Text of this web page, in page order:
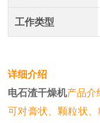
工作类型
详细介绍
电石渣干燥机产品介
可对膏状、颗粒状、